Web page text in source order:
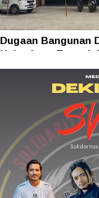
Dugaan Bangunan
Halmahera Tengah